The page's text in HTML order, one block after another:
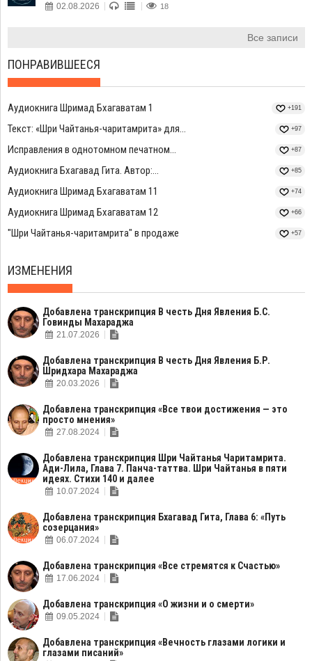
02.08.2026 18
Все записи
ПОНРАВИВШЕЕСЯ
Аудиокнига Шримад Бхагаватам 1 +191
Текст: «Шри Чайтанья-чаритамрита» для... +97
Исправления в однотомном печатном... +87
Аудиокнига Бхагавад Гита. Автор:... +85
Аудиокнига Шримад Бхагаватам 11 +74
Аудиокнига Шримад Бхагаватам 12 +66
"Шри Чайтанья-чаритамрита" в продаже +57
ИЗМЕНЕНИЯ
Добавлена транскрипция В честь Дня Явления Б.С.
Говинды Махараджа
21.07.2026
Добавлена транскрипция В честь Дня Явления Б.Р.
Шридхара Махараджа
20.03.2026
Добавлена транскрипция «Все твои достижения — это
просто мнения»
27.08.2024
Добавлена транскрипция Шри Чайтанья Чаритамрита.
Ади-Лила, Глава 7. Панча-таттва. Шри Чайтанья в пяти
идеях. Стихи 140 и далее
10.07.2024
Добавлена транскрипция Бхагавад Гита, Глава 6: «Путь
созерцания»
06.07.2024
Добавлена транскрипция «Все стремятся к Счастью»
17.06.2024
Добавлена транскрипция «О жизни и о смерти»
09.05.2024
Добавлена транскрипция «Вечность глазами логики и
глазами писаний»